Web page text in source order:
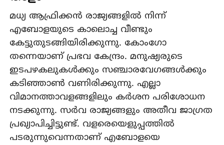
മധ്യ ആഫ്രിക്കൻ രാജ്യങ്ങളിൽ നിന്ന്
എബോളയുടെ കാലൊച്ച വീണ്ടും
കേട്ടുതുടങ്ങിയിരിക്കുന്നു. കോംഗോ
തന്നെയാണ് പ്രഭവ കേന്ദ്രം. മനുഷ്യരുടെ
ഇടപഴകലുകൾക്കും സഞ്ചാരവേഗങ്ങൾക്കും
കടിഞ്ഞാൺ വണിരിക്കുന്നു. എല്ലാ
വിമാനത്താവളങ്ങളിലും കർശന പരിശോധന
നടക്കുന്നു. സർവ രാജ്യങ്ങളും അതീവ ജാഗ്രത
പ്രഖ്യാപിച്ചിട്ടുണ്ട്. വളരെയെളുപ്പത്തിൽ
പടരുന്നുവെന്നതാണ് എബോളയെ